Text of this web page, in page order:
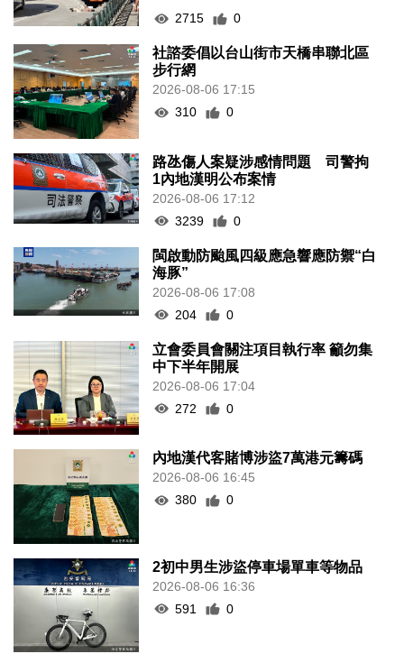
2715
0
社諮委倡以台山街市天橋串聯北區
步行網
2026-08-06 17:15
310
0
路氹傷人案疑涉感情問題 司警拘
1內地漢明公布案情
2026-08-06 17:12
3239
0
閩啟動防颱風四級應急響應防禦“白
海豚”
2026-08-06 17:08
204
0
立會委員會關注項目執行率 籲勿集
中下半年開展
2026-08-06 17:04
272
0
內地漢代客賭博涉盜7萬港元籌碼
2026-08-06 16:45
380
0
2初中男生涉盜停車場單車等物品
2026-08-06 16:36
591
0